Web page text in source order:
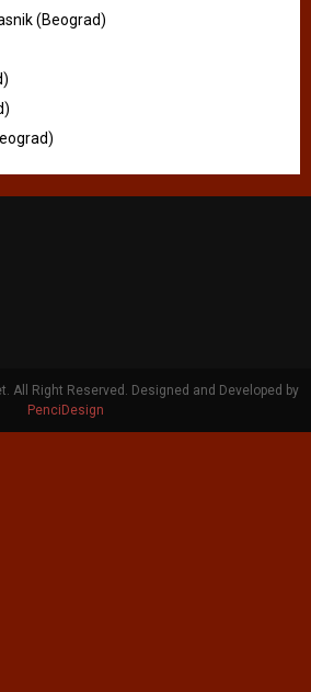
(Beograd)
All Right Reserved. Designed and Developed by
PenciDesign